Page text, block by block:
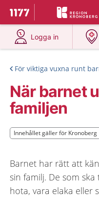
Till startsidan för 1177
Du har valt region
Logga in
på 1177.se
För viktiga vuxna runt
När barnet
familjen
Innehållet gäller för Kronoberg
Innehållet gäller för Kronoberg
Barnet har rätt att
sin familj. De som
hota, vara elaka eller